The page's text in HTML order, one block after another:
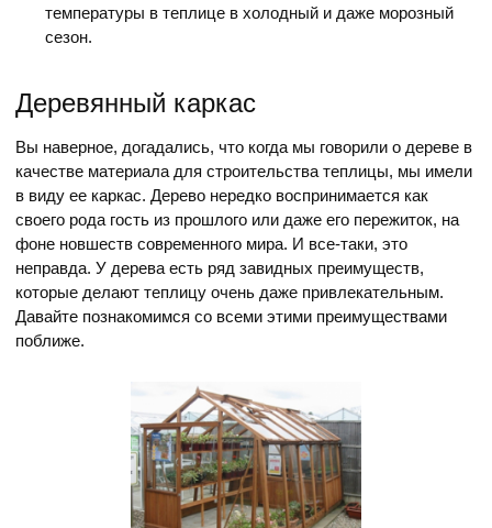
температуры в теплице в холодный и даже морозный
сезон.
Деревянный каркас
Вы наверное, догадались, что когда мы говорили о дереве в
качестве материала для строительства теплицы, мы имели
в виду ее каркас. Дерево нередко воспринимается как
своего рода гость из прошлого или даже его пережиток, на
фоне новшеств современного мира. И все-таки, это
неправда. У дерева есть ряд завидных преимуществ,
которые делают теплицу очень даже привлекательным.
Давайте познакомимся со всеми этими преимуществами
поближе.